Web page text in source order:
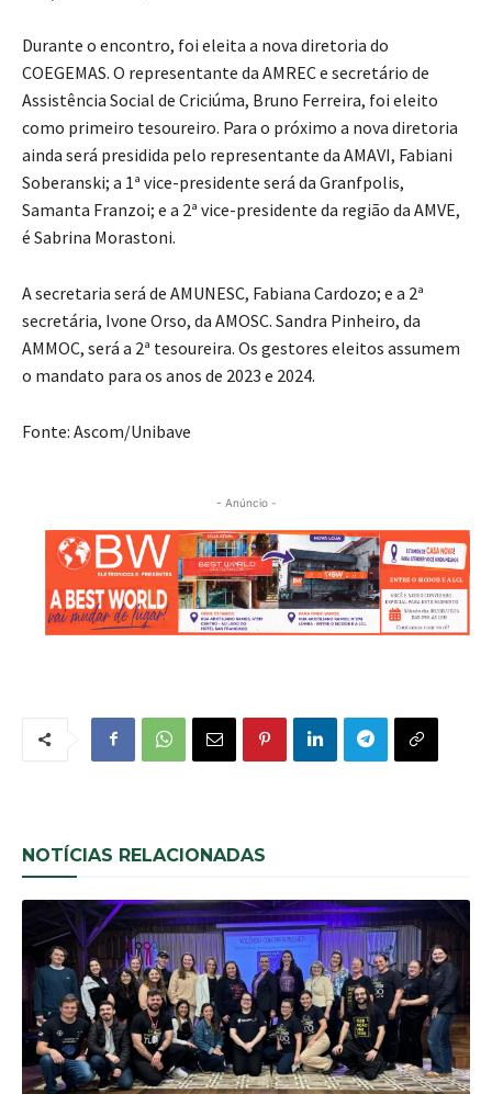
Durante o encontro, foi eleita a nova diretoria do
COEGEMAS. O representante da AMREC e secretário de
Assistência Social de Criciúma, Bruno Ferreira, foi eleito
como primeiro tesoureiro. Para o próximo a nova diretoria
ainda será presidida pelo representante da AMAVI, Fabiani
Soberanski; a 1ª vice-presidente será da Granfpolis,
Samanta Franzoi; e a 2ª vice-presidente da região da AMVE,
é Sabrina Morastoni.
A secretaria será de AMUNESC, Fabiana Cardozo; e a 2ª
secretária, Ivone Orso, da AMOSC. Sandra Pinheiro, da
AMMOC, será a 2ª tesoureira. Os gestores eleitos assumem
o mandato para os anos de 2023 e 2024.
Fonte: Ascom/Unibave
- Anúncio -
NOTÍCIAS RELACIONADAS